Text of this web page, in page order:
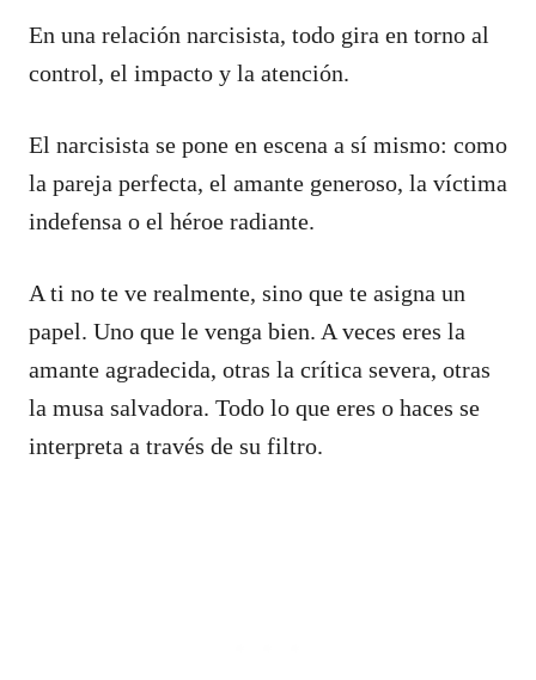
En una relación narcisista, todo gira en torno al
control, el impacto y la atención.
El narcisista se pone en escena a sí mismo: como
la pareja perfecta, el amante generoso, la víctima
indefensa o el héroe radiante.
A ti no te ve realmente, sino que te asigna un
papel. Uno que le venga bien. A veces eres la
amante agradecida, otras la crítica severa, otras
la musa salvadora. Todo lo que eres o haces se
interpreta a través de su filtro.